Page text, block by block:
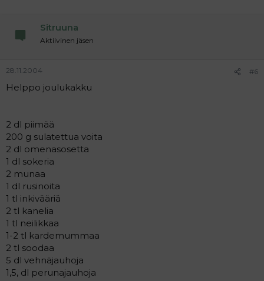
Sitruuna
Aktiivinen jäsen
28.11.2004 #6
Helppo joulukakku
2 dl piimää
200 g sulatettua voita
2 dl omenasosetta
1 dl sokeria
2 munaa
1 dl rusinoita
1 tl inkivääriä
2 tl kanelia
1 tl neilikkaa
1-2 tl kardemummaa
2 tl soodaa
5 dl vehnäjauhoja
1,5, dl perunajauhoja